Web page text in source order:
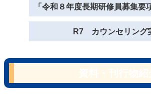
「令和８年度長期研修員募集要
R7 カウンセリング